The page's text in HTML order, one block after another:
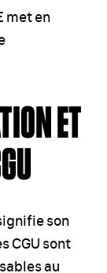
met en
ET
son
CGU sont
au